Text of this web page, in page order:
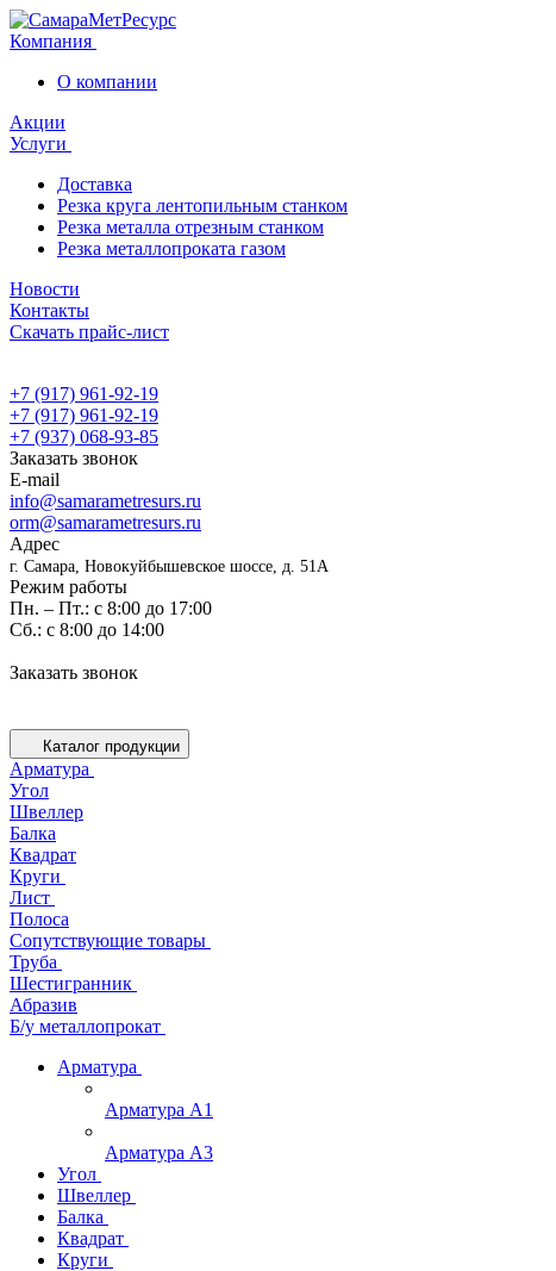
Компания
О компании
Акции
Услуги
Доставка
Резка круга лентопильным станком
Резка металла отрезным станком
Резка металлопроката газом
Новости
Контакты
Скачать прайс-лист
+7 (917) 961-92-19
+7 (917) 961-92-19
+7 (937) 068-93-85
Заказать звонок
E-mail
info@samarametresurs.ru
orm@samarametresurs.ru
Адрес
г. Самара, Новокуйбышевское шоссе, д. 51А
Режим работы
Пн. – Пт.: с 8:00 до 17:00
Cб.: с 8:00 до 14:00
Заказать звонок
Каталог продукции
Арматура
Угол
Швеллер
Балка
Квадрат
Круги
Лист
Полоса
Сопутствующие товары
Труба
Шестигранник
Абразив
Б/у металлопрокат
Арматура
Арматура А1
Арматура А3
Угол
Швеллер
Балка
Квадрат
Круги